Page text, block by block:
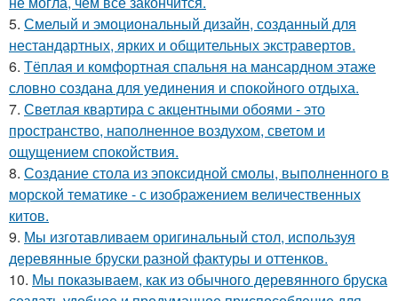
5. Смелый и эмоциональный дизайн, созданный для
нестандартных, ярких и общительных экстравертов.
6. Тёплая и комфортная спальня на мансардном этаже
словно создана для уединения и спокойного отдыха.
7. Светлая квартира с акцентными обоями - это
пространство, наполненное воздухом, светом и
ощущением спокойствия.
8. Создание стола из эпоксидной смолы, выполненного в
морской тематике - с изображением величественных
китов.
9. Мы изготавливаем оригинальный стол, используя
деревянные бруски разной фактуры и оттенков.
10. Мы показываем, как из обычного деревянного бруска